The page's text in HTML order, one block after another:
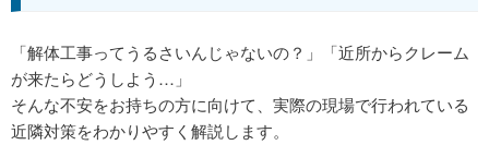
「解体工事ってうるさいんじゃないの？」「近所からクレーム
が来たらどうしよう…」
そんな不安をお持ちの方に向けて、実際の現場で行われている
近隣対策をわかりやすく解説します。